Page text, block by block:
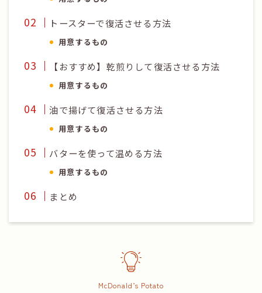
トースターで復活させる方法
用意するもの
【おすすめ】乾煎りして復活させる方法
用意するもの
油で揚げて復活させる方法
用意するもの
バターを使って温める方法
用意するもの
まとめ
McDonald’s Potato